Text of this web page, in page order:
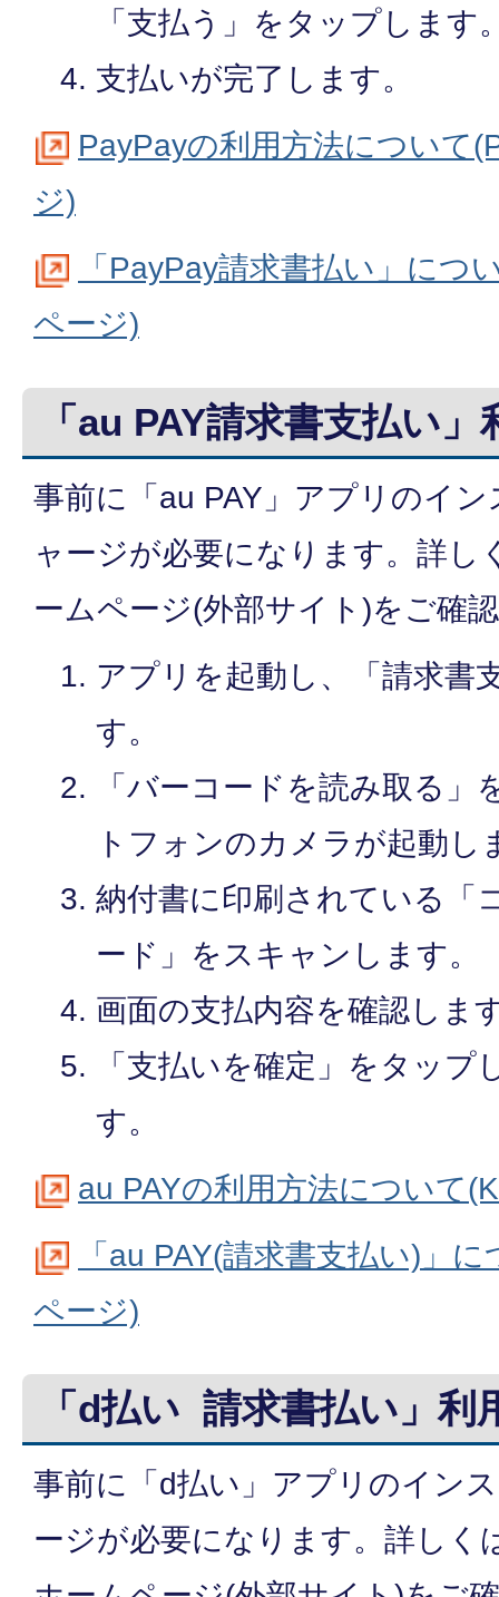
「支払う」をタップします
支払いが完了します。
PayPayの利用方法について
ジ)
「PayPay請求書払い」につ
ページ)
「au PAY請求書支払い」
事前に「au PAY」アプリのイ
ャージが必要になります。詳し
ームページ(外部サイト)をご確
アプリを起動し、「請求書
す。
「バーコードを読み取る」
トフォンのカメラが起動し
納付書に印刷されている「
ード」をスキャンします。
画面の支払内容を確認しま
「支払いを確定」をタップ
す。
au PAYの利用方法について
「au PAY(請求書支払い)」
ページ)
「d払い 請求書払い」利
事前に「d払い」アプリのイン
ージが必要になります。詳しく